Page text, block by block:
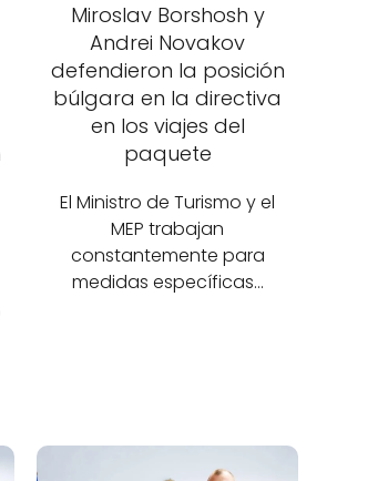
Miroslav Borshosh y
Andrei Novakov
defendieron la posición
búlgara en la directiva
en los viajes del
paquete
El Ministro de Turismo y el
MEP trabajan
constantemente para
medidas específicas…